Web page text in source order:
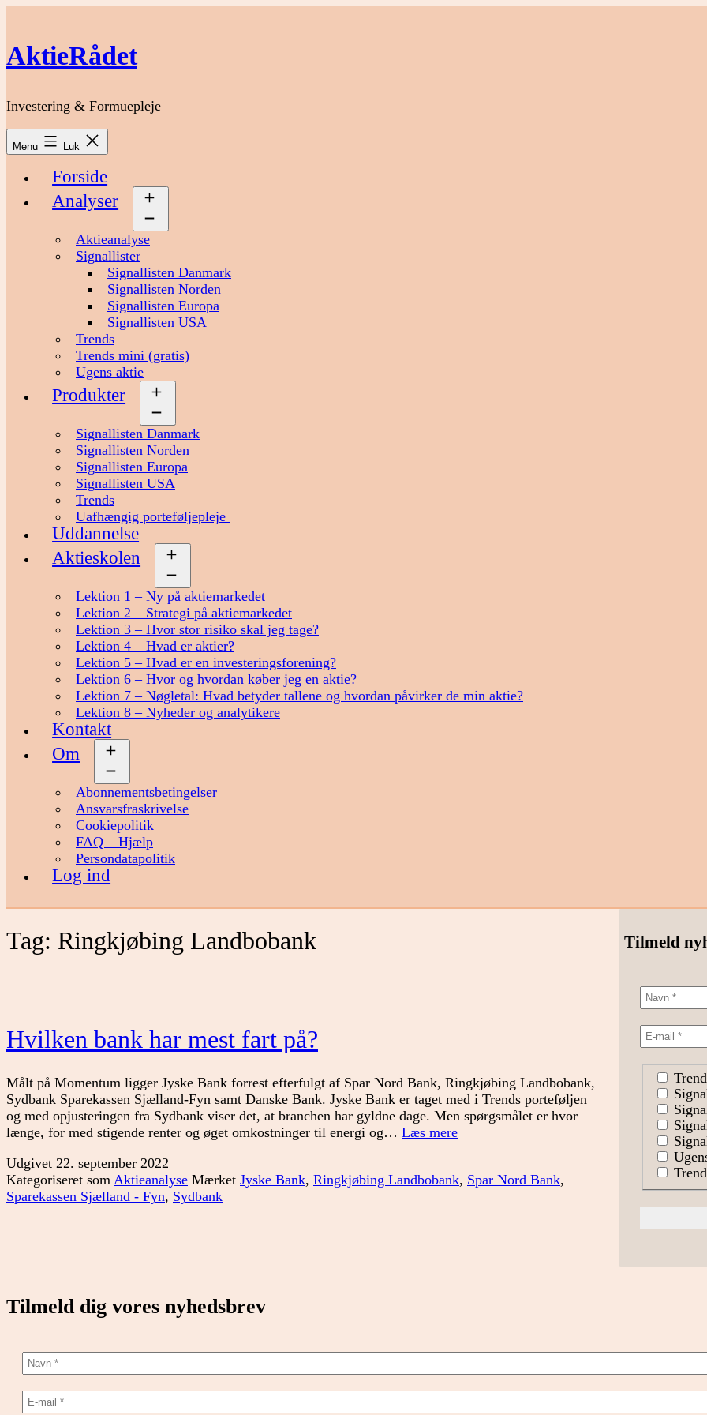
indhold
AktieRådet
Investering & Formuepleje
Menu Luk
Forside
Analyser
Aktieanalyse
Signallister
Signallisten Danmark
Signallisten Norden
Signallisten Europa
Signallisten USA
Trends
Trends mini (gratis)
Ugens aktie
Produkter
Signallisten Danmark
Signallisten Norden
Signallisten Europa
Signallisten USA
Trends
Uafhængig porteføljepleje
Uddannelse
Aktieskolen
Lektion 1 – Ny på aktiemarkedet
Lektion 2 – Strategi på aktiemarkedet
Lektion 3 – Hvor stor risiko skal jeg tage?
Lektion 4 – Hvad er aktier?
Lektion 5 – Hvad er en investeringsforening?
Lektion 6 – Hvor og hvordan køber jeg en aktie?
Lektion 7 – Nøgletal: Hvad betyder tallene og hvordan påvirker de min aktie?
Lektion 8 – Nyheder og analytikere
Kontakt
Om
Abonnementsbetingelser
Ansvarsfraskrivelse
Cookiepolitik
FAQ – Hjælp
Persondatapolitik
Log ind
Tag: Ringkjøbing Landbobank
Hvilken bank har mest fart på?
Målt på Momentum ligger Jyske Bank forrest efterfulgt af Spar Nord Bank, Ringkjøbing Landbobank,
Sydbank Sparekassen Sjælland-Fyn samt Danske Bank. Jyske Bank er taget med i Trends porteføljen
og med opjusteringen fra Sydbank viser det, at branchen har gyldne dage. Men spørgsmålet er hvor
længe, for med stigende renter og øget omkostninger til energi og… Læs mereHvilken
mest
Udgivet 22. september 2022
Kategoriseret som Aktieanalyse Mærket Jyske Bank, Ringkjøbing Landbobank, Spar Nord Bank,
Sparekassen Sjælland - Fyn, Sydbank
Tilmeld
Tilmeld dig vores nyhedsbrev